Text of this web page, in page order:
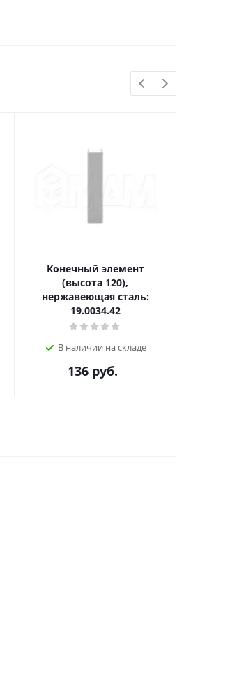
Конечный элемент
(высота 120),
нержавеющая сталь:
19.0034.42
В наличии на складе
136 руб.